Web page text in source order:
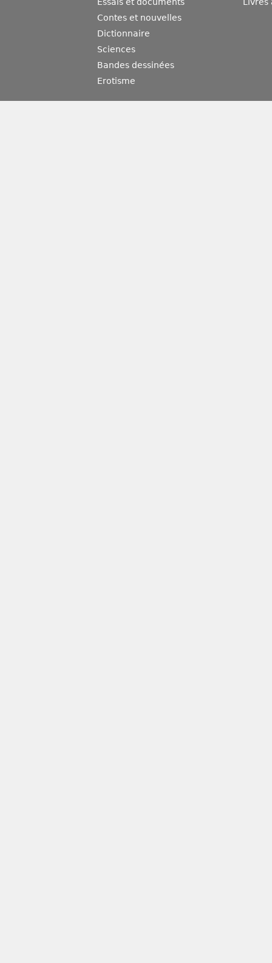
Essais et documents
Contes et nouvelles
Dictionnaire
Sciences
Bandes dessinées
Erotisme
Livres